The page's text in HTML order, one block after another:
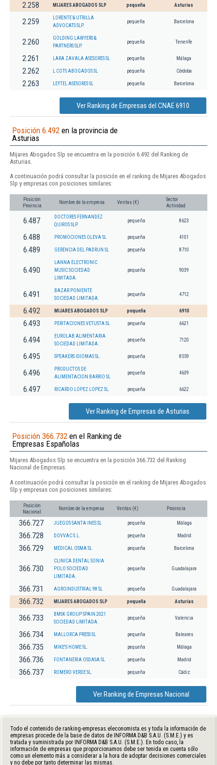
2.258 MIJARES ABOGADOS SLP pequeña Asturias
2.259
LORENTE & UTRILLA
ADVOCATS SLP.
pequeña Barcelona
2.260
GOLDING LAWYERS &
PARTNERS SLP.
pequeña Tenerife
2.261 LARA ZAVALA ASESORES SL pequeña Málaga
2.262 L COTS ABOGADOS SL pequeña Córdoba
2.263 LEYTEL ASESORES SL pequeña Barcelona
Ver Ranking de Empresas del CNAE 6910
Posición 6.492 en la provincia de
Asturias
Mijares Abogados Slp se encuentra en la posición 6.492 del Ranking de
Asturias.
A continuación podrá consultar la posición en el ranking de Mijares Abogados
Slp y empresas con posiciones similares:
Posición
Provincia
Nombre de la empresa Ventas (€)
Sector
Actividad
6.487
DOCTORES FERNANDEZ
QUIROS SLP.
pequeña 8623
6.488 PROMOCIONES OLEVA SL pequeña 4101
6.489 GERENCIA DEL PADRUN SL pequeña 8710
6.490
LANNA ELECTRONIC
MUSIC SOCIEDAD
LIMITADA.
pequeña 9039
6.491
BAZAR PONIENTE
SOCIEDAD LIMITADA.
pequeña 4712
6.492 MIJARES ABOGADOS SLP pequeña 6910
6.493 PERITACIONES VETUSTA SL pequeña 6621
6.494
EUROLAB ALIMENTARIA
SOCIEDAD LIMITADA.
pequeña 7120
6.495 SPEAKERS IDIOMAS SL. pequeña 8559
6.496
PRODUCTOS DE
ALIMENTACION BARRIO SL
pequeña 4639
6.497 RICARDO LOPEZ LOPEZ SL. pequeña 6622
Ver Ranking de Empresas de Asturias
Posición 366.732 en el Ranking de
Empresas Españolas
Mijares Abogados Slp se encuentra en la posición 366.732 del Ranking
Nacional de Empresas.
A continuación podrá consultar la posición en el ranking de Mijares Abogados
Slp y empresas con posiciones similares:
Posición
Nacional
Nombre de la empresa Ventas (€) Provincia
366.727 JUEGOS SANTA INES SL pequeña Málaga
366.728 DOVVAC S.L. pequeña Madrid
366.729 MEDICAL OSMA SL pequeña Barcelona
366.730
CLINICA DENTAL SONIA
POLO SOCIEDAD
LIMITADA.
pequeña Guadalajara
366.731 AGROINDUSTRIAL 98 SL pequeña Guadalajara
366.732 MIJARES ABOGADOS SLP pequeña Asturias
366.733
BMSK GROUP SPAIN 2021
SOCIEDAD LIMITADA.
pequeña Valencia
366.734 MALLORCA PRESS SL pequeña Baleares
366.735 MIKE'S HOME SL. pequeña Málaga
366.736 FONTANERIA OSDASA SL pequeña Madrid
366.737 ROMERO VERDE SL. pequeña Cádiz
Ver Ranking de Empresas Nacional
Todo el contenido de ranking-empresas.eleconomista.es y toda la información de
empresas procede de la base de datos de INFORMA D&B S.A.U. (S.M.E.) y es
tratada y suministrada por INFORMA D&B S.A.U. (S.M.E.). En todo caso, la
información de empresas que proporcionamos debe ser tenida en cuenta sólo
como un elemento más a considerar a la hora de adoptar decisiones comerciales
y no debe por tanto determinar las mismas.